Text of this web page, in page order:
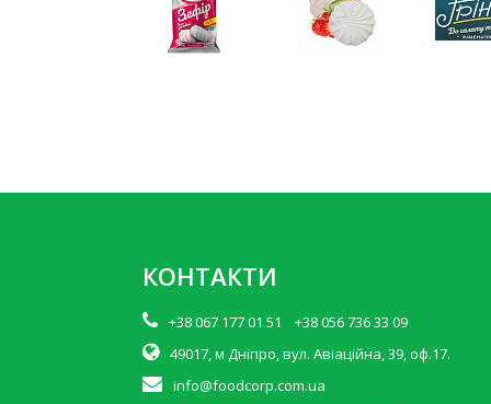
КОНТАКТИ
+38 067 177 01 51 +38 056 736 33 09
49017, м Дніпро, вул. Авіаційна, 39, оф.17.
info@foodcorp.com.ua